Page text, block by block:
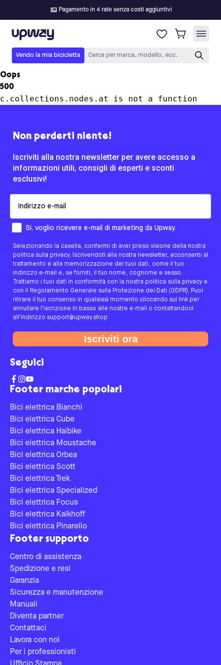
Pagamento in 4 rate senza costi aggiuntivi
Upway
Vendo la mia bicicletta Cerca per marca, modello, ecc.
Oops
500
c.collections.nodes.at is not a function
Footer marche popolari
Bici elettrica Bianchi
Bici elettrica Cube
Bici elettrica Haibike
Bici elettrica Moustache
Bici elettrica Orbea
Bici elettrica Scott
Bici elettrica Trek
Bici elettrica Specialized
Bici elettrica Focus
Bici elettrica Kalkhoff
Bici elettrica Pinarello
Footer supporto
Centro di assistenza
Spedizione e resi
Garanzia
Sicurezza e manutenzione
Manuali
Diventa partner
Contattaci
Lavora con noi
Per i professionisti
Non perderti niente!
Iscriviti alla nostra newsletter per avere accesso a
informazioni utili, consigli di esperti e sconti
esclusivi!
Come preferisci essere contattato/a?
Si, voglio ricevere e-mail di marketing da Upway.
Selezionando la casella, confermi di aver preso visione della nostra
politica sulla privacy. Iscrivendoti alla nostra newsletter, acconsenti al
trattamento e alla memorizzazione dei tuoi dati, come il tuo
indirizzo e-mail e, se forniti, il tuo nome, cognome e sesso.
Trattiamo i tuoi dati in conformità con la nostra politica sulla privacy e
con il Regolamento Generale sulla Protezione dei Dati (GDPR). Puoi
ritirare il tuo consenso in qualsiasi momento cliccando sul link per
annullare l'iscrizione in basso alle nostre e-mail o contattandoci
all'indirizzo support@upway.shop.
Iscriviti ora
Seguici